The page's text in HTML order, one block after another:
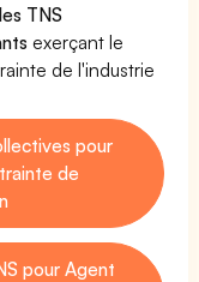
TNS
exerçant le
de l'industrie
pour
de
pour Agent